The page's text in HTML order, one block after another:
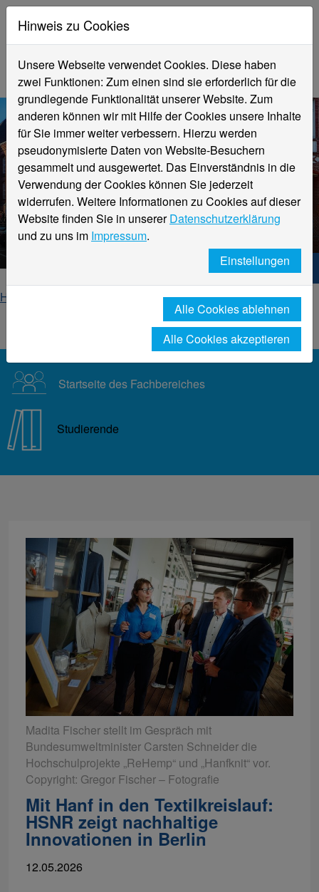
News
Hochschule Niederrhein. Dein Weg.
Home
Fachbereich Textil- und Bekleidungstechnik
Startseite des Fachbereiches
Studierende
Madita Fischer stellt im Gespräch mit
Bundesumweltminister Carsten Schneider die
Hochschulprojekte „ReHemp“ und „Hanfknit“ vor.
Copyright: Gregor Fischer – Fotografie
Mit Hanf in den Textilkreislauf:
HSNR zeigt nachhaltige
Innovationen in Berlin
12.05.2026
Hinweis zu Cookies
Unsere Webseite verwendet Cookies. Diese haben
zwei Funktionen: Zum einen sind sie erforderlich für die
grundlegende Funktionalität unserer Website. Zum
anderen können wir mit Hilfe der Cookies unsere Inhalte
für Sie immer weiter verbessern. Hierzu werden
pseudonymisierte Daten von Website-Besuchern
gesammelt und ausgewertet. Das Einverständnis in die
Verwendung der Cookies können Sie jederzeit
widerrufen. Weitere Informationen zu Cookies auf dieser
Website finden Sie in unsererDatenschutzerklärung
und zu uns im Impressum.
Einstellungen
Alle Cookies ablehnen
Alle Cookies akzeptieren